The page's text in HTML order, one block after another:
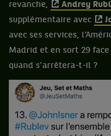
revanche,
Andrey
supplémentaire avec
avec ses services,
Madrid et en sort 29 face
quand s’arrêtera-t-il ?